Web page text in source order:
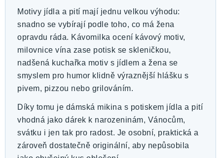
Motivy jídla a pití mají jednu velkou výhodu:
snadno se vybírají podle toho, co má žena
opravdu ráda. Kávomilka ocení kávový motiv,
milovnice vína zase potisk se skleničkou,
nadšená kuchařka motiv s jídlem a žena se
smyslem pro humor klidně výraznější hlášku s
pivem, pizzou nebo grilováním.
Díky tomu je dámská mikina s potiskem jídla a pití
vhodná jako dárek k narozeninám, Vánocům,
svátku i jen tak pro radost. Je osobní, praktická a
zároveň dostatečně originální, aby nepůsobila